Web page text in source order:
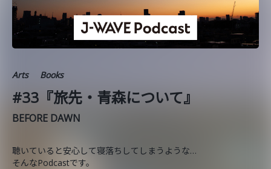
Arts Books
#33『旅先・青森について』
BEFORE DAWN
聴いていると安心して寝落ちしてしまうような…
そんなPodcastです。